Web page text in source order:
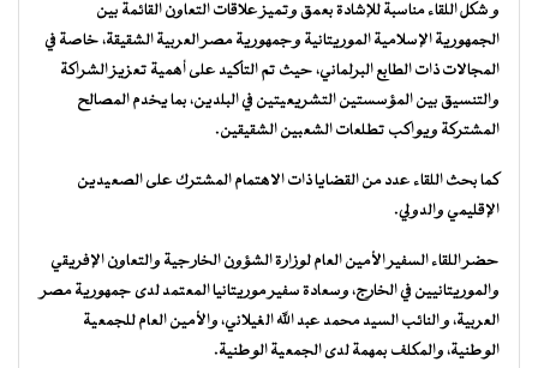
و شكل اللقاء مناسبة للإشادة بعمق وتميز علاقات التعاون القائمة بين
الجمهورية الإسلامية الموريتانية وجمهورية مصر العربية الشقيقة، خاصة في
المجالات ذات الطابع البرلماني، حيث تم التأكيد على أهمية تعزيز الشراكة
والتنسيق بين المؤسستين التشريعيتين في البلدين، بما يخدم المصالح
المشتركة ويواكب تطلعات الشعبين الشقيقين.
كما بحث اللقاء عدد من القضايا ذات الاهتمام المشترك على الصعيدين
الإقليمي والدولي.
حضر اللقاء السفير الأمين العام لوزارة الشؤون الخارجية والتعاون الإفريقي
والموريتانيين في الخارج، وسعادة سفير موريتانيا المعتمد لدى جمهورية مصر
العربية، و النائب السيد محمد عبد الله الغيلاني، والأمين العام للجمعية
الوطنية، والمكلف بمهمة لدى الجمعية الوطنية.